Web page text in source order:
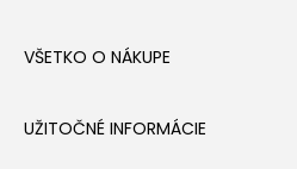
VŠETKO O NÁKUPE
UŽITOČNÉ INFORMÁCIE